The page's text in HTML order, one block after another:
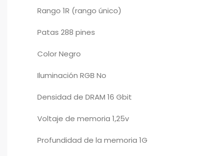
Rango 1R (rango único)
Patas 288 pines
Color Negro
Iluminación RGB No
Densidad de DRAM 16 Gbit
Voltaje de memoria 1,25v
Profundidad de la memoria 1G